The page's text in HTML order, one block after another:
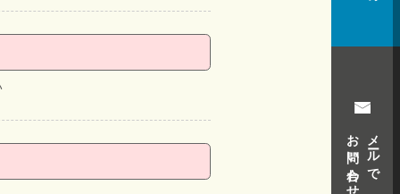
メールで
お問い合わせ